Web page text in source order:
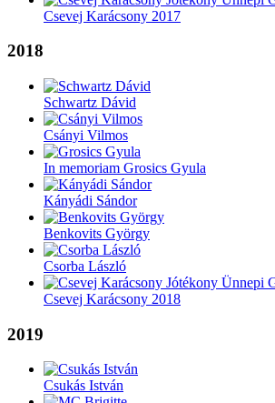
Csevej Karácsony 2017
2018
Schwartz Dávid
Csányi Vilmos
In memoriam Grosics Gyula
Kányádi Sándor
Benkovits György
Csorba László
Csevej Karácsony 2018
2019
Csukás István